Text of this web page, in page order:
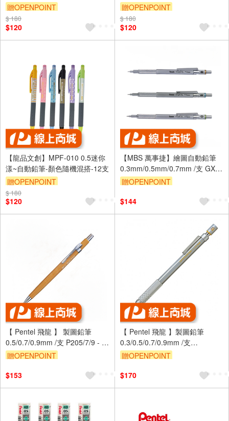
贈OPENPOINT
$ 180
$120
贈OPENPOINT
$ 180
$120
【龍品文創】MPF-010 0.5迷你
漾~自動鉛筆-顏色隨機混搭-12支
贈OPENPOINT
$ 180
$120
【MBS 萬事捷】繪圖自動鉛筆
0.3mm/0.5mm/0.7mm /支 GX-
3/GX-5/GX-7 - 多款可選
贈OPENPOINT
$144
【 Pentel 飛龍 】 製圖鉛筆
0.5/0.7/0.9mm /支 P205/7/9 - 多
款可選
贈OPENPOINT
$153
【 Pentel 飛龍 】製圖鉛筆
0.3/0.5/0.7/0.9mm /支
PG513/5/7/9 - 多款可選
贈OPENPOINT
$170